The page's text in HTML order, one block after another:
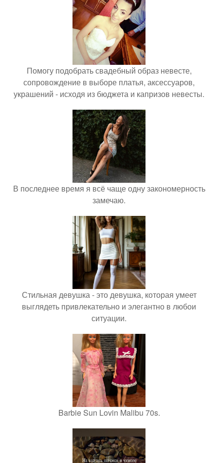
Помогу подобрать свадебный образ невесте,
сопровождение в выборе платья, аксессуаров,
украшений - исходя из бюджета и капризов невесты.
В последнее время я всё чаще одну закономерность
замечаю.
Стильная девушка - это девушка, которая умеет
выглядеть привлекательно и элегантно в любои
ситуации.
Barbie Sun Lovin Malibu 70s.